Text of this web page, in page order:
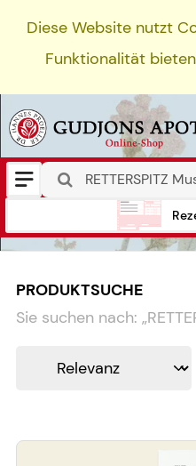
Diese Website nutzt
Funktionalität
PRODUKTSUCHE
Sie suchen nach: „